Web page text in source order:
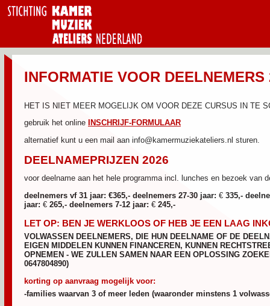
INFORMATIE VOOR DEELNEMERS
HET IS NIET MEER MOGELIJK OM VOOR DEZE CURSUS IN TE
gebruik het online
INSCHRIJF-FORMULAAR
alternatief kunt u een mail aan info@kamermuziekateliers.nl sturen.
DEELNAMEPRIJZEN 2026
voor deelname aan het hele programma incl. lunches en bezoek van
deelnemers vf 31 jaar: €365,- deelnemers 27-30 jaar: € 335,-
jaar: € 265,- deelnemers 7-12 jaar: € 245,-
LET OP: BEN JE WERKLOOS OF HEB JE EEN LAAG
VOLWASSEN DEELNEMERS, DIE HUN DEELNAME OF DE
EIGEN MIDDELEN KUNNEN FINANCEREN, KUNNEN
OPNEMEN - WE ZULLEN SAMEN NAAR EEN OPLOSSING
0647804890)
korting op aanvraag mogelijk voor:
-families waarvan 3 of meer leden (waaronder minstens 1